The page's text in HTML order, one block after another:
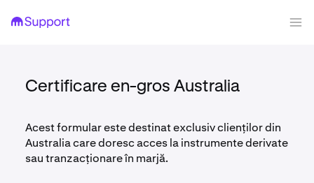
Certificare en-gros Australia
Acest formular este destinat exclusiv clienților din
Australia care doresc acces la instrumente derivate
sau tranzacționare în marjă.